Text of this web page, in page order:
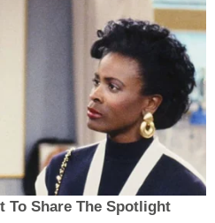
To Share The Spotlight